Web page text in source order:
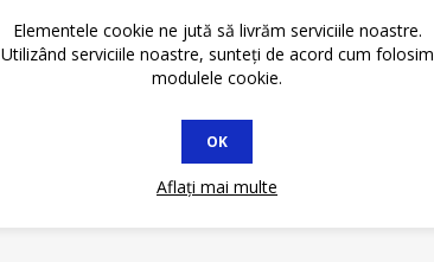
Elementele cookie ne jută să livrăm serviciile noastre.
Utilizând serviciile noastre, sunteți de acord cum folosim
modulele cookie.
OK
Aflați mai multe